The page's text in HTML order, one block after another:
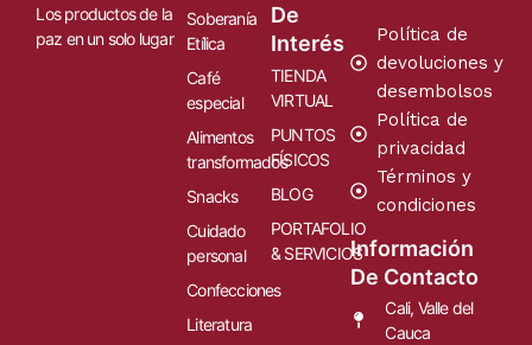
Los productos de la
paz en un solo lugar
Soberanía
Etílica
Café
especial
Alimentos
transformados
Snacks
Cuidado
personal
Confecciones
Literatura
De
Interés
TIENDA
VIRTUAL
PUNTOS
FÍSICOS
BLOG
PORTAFOLIO
& SERVICIOS
Política de
devoluciones y
desembolsos
Política de
privacidad
Términos y
condiciones
Información
De Contacto
Cali, Valle del
Cauca